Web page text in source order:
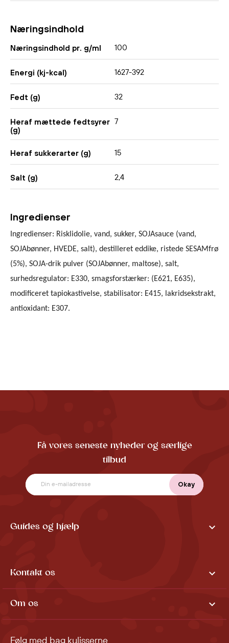
Næringsindhold
Næringsindhold pr. g/ml 100
Energi (kj-kcal) 1627-392
Fedt (g) 32
Heraf mættede fedtsyrer
(g)
7
Heraf sukkerarter (g) 15
Salt (g) 2,4
Ingredienser
Ingredienser: Risklidolie, vand, sukker, SOJAsauce (vand,
SOJAbønner, HVEDE, salt), destilleret eddike, ristede SESAMfrø
(5%), SOJA-drik pulver (SOJAbønner, maltose), salt,
surhedsregulator: E330, smagsforstærker: (E621, E635),
modificeret tapiokastivelse, stabilisator: E415, lakridsekstrakt,
antioxidant: E307.
Få vores seneste nyheder og særlige
tilbud
Guides og hjælp 
Kontakt os 
Om os 